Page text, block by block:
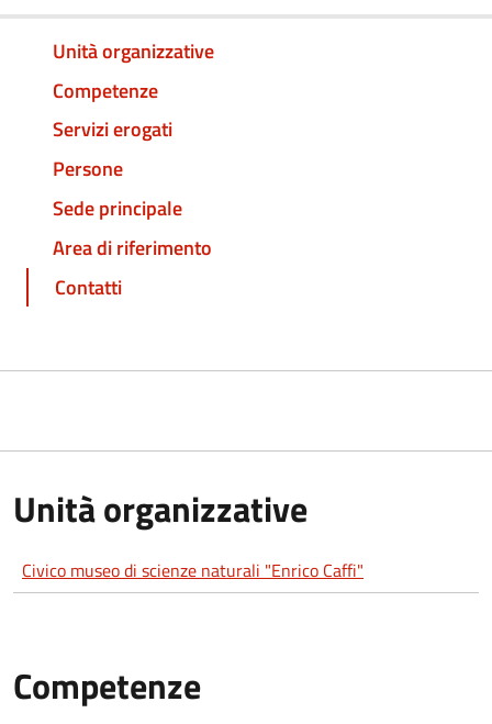
Unità organizzative
Competenze
Servizi erogati
Persone
Sede principale
Area di riferimento
Contatti
Unità organizzative
Civico museo di scienze naturali "Enrico Caffi"
Competenze